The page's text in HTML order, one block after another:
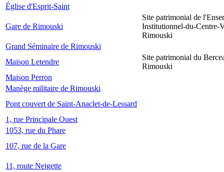
Église d'Esprit-Saint
Gare de Rimouski
Site patrimonial de
Institutionnel-du-Centre-
Rimouski
Grand Séminaire de Rimouski
Maison Letendre
Site patrimonial du
Rimouski
Maison Perron
Manège militaire de Rimouski
Pont couvert de Saint-Anaclet-de-Lessard
1, rue Principale Ouest
1053, rue du Phare
107, rue de la Gare
11, route Neigette